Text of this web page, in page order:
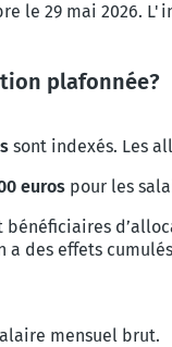
le 29 mai 2026.
plafonnée?
sont indexés. Les
euros pour les
des effets
mensuel brut.